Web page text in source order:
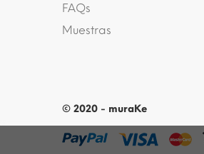
FAQs
Muestras
© 2020 - muraKe